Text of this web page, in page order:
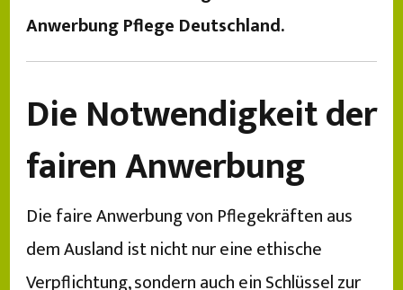
Anwerbung Pflege Deutschland.
Die Notwendigkeit der
fairen Anwerbung
Die faire Anwerbung von Pflegekräften aus
dem Ausland ist nicht nur eine ethische
Verpflichtung, sondern auch ein Schlüssel zur